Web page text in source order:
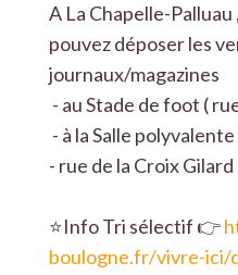
A La Chapelle-
pouvez déposer les
journaux/magazines
- au Stade de foot (
- à la Salle
- rue de la Croix Gilard
⭐️Info Tri sélectif 👉
boulogne.fr/vivre-